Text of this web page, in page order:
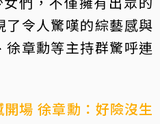
令人驚嘆的綜藝感與
徐章勳等主持群驚呼連
開場 徐章勳：好險沒生